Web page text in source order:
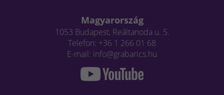
Magyarország
1053 Budapest, Reáltanoda u. 5.
Telefon: +36 1 266 01 68
E-mail: info@grabarics.hu